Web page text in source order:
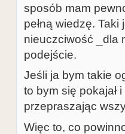
sposób mam
pełną wiedzę.
nieuczciwość _dla
podejście.
Jeśli ja bym takie
to bym się pokajał
przepraszając
Więc to, co